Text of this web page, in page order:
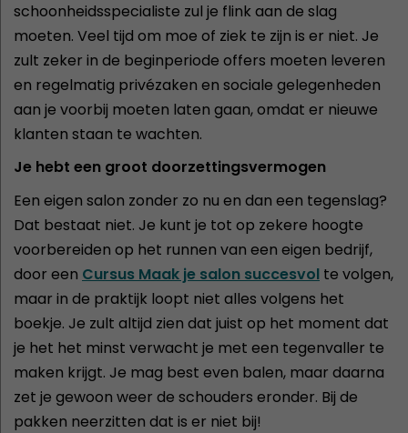
schoonheidsspecialiste zul je flink aan de slag
moeten. Veel tijd om moe of ziek te zijn is er niet. Je
zult zeker in de beginperiode offers moeten leveren
en regelmatig privézaken en sociale gelegenheden
aan je voorbij moeten laten gaan, omdat er nieuwe
klanten staan te wachten.
Je hebt een groot doorzettingsvermogen
Een eigen salon zonder zo nu en dan een tegenslag?
Dat bestaat niet. Je kunt je tot op zekere hoogte
voorbereiden op het runnen van een eigen bedrijf,
door een Cursus Maak je salon succesvol te volgen,
maar in de praktijk loopt niet alles volgens het
boekje. Je zult altijd zien dat juist op het moment dat
je het het minst verwacht je met een tegenvaller te
maken krijgt. Je mag best even balen, maar daarna
zet je gewoon weer de schouders eronder. Bij de
pakken neerzitten dat is er niet bij!